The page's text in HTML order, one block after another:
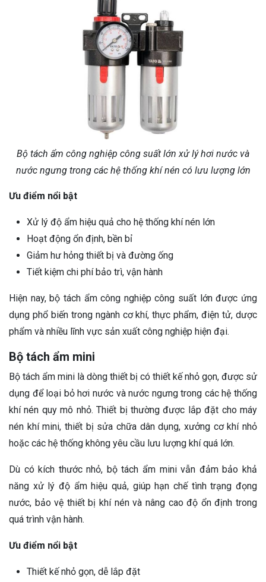
Bộ tách ẩm công nghiệp công suất lớn xử lý hơi nước và
nước ngưng trong các hệ thống khí nén có lưu lượng lớn
Ưu điểm nổi bật
Xử lý độ ẩm hiệu quả cho hệ thống khí nén lớn
Hoạt động ổn định, bền bỉ
Giảm hư hỏng thiết bị và đường ống
Tiết kiệm chi phí bảo trì, vận hành
Hiện nay, bộ tách ẩm công nghiệp công suất lớn được ứng
dụng phổ biến trong ngành cơ khí, thực phẩm, điện tử, dược
phẩm và nhiều lĩnh vực sản xuất công nghiệp hiện đại.
Bộ tách ẩm mini
Bộ tách ẩm mini là dòng thiết bị có thiết kế nhỏ gọn, được sử
dụng để loại bỏ hơi nước và nước ngưng trong các hệ thống
khí nén quy mô nhỏ. Thiết bị thường được lắp đặt cho máy
nén khí mini, thiết bị sửa chữa dân dụng, xưởng cơ khí nhỏ
hoặc các hệ thống không yêu cầu lưu lượng khí quá lớn.
Dù có kích thước nhỏ, bộ tách ẩm mini vẫn đảm bảo khả
năng xử lý độ ẩm hiệu quả, giúp hạn chế tình trạng đọng
nước, bảo vệ thiết bị khí nén và nâng cao độ ổn định trong
quá trình vận hành.
Ưu điểm nổi bật
Thiết kế nhỏ gọn, dễ lắp đặt